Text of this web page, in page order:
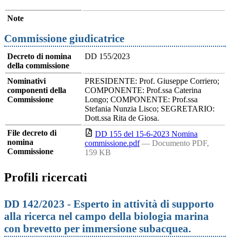
Note
Commissione giudicatrice
Decreto di nomina
della commissione
DD 155/2023
Nominativi
componenti della
Commissione
PRESIDENTE: Prof. Giuseppe Corriero;
COMPONENTE: Prof.ssa Caterina
Longo; COMPONENTE: Prof.ssa
Stefania Nunzia Lisco; SEGRETARIO:
Dott.ssa Rita de Giosa.
File decreto di
nomina
Commissione
DD 155 del 15-6-2023 Nomina
commissione.pdf — Documento PDF,
159 KB
Profili ricercati
DD 142/2023 - Esperto in attività di supporto
alla ricerca nel campo della biologia marina
con brevetto per immersione subacquea.